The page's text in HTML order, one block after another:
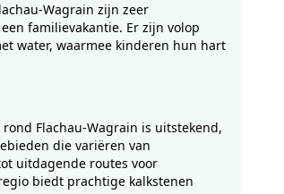
Wagrain zijn zeer
familievakantie. Er zijn volop
water, waarmee kinderen hun hart
Flachau-Wagrain is uitstekend,
die variëren van
uitdagende routes voor
biedt prachtige kalkstenen